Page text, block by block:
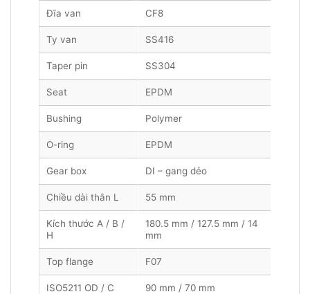
Đĩa van CF8
Ty van SS416
Taper pin SS304
Seat EPDM
Bushing Polymer
O-ring EPDM
Gear box DI – gang dẻo
Chiều dài thân L 55 mm
Kích thước A / B /
H
180.5 mm / 127.5 mm / 14
mm
Top flange F07
ISO5211 OD / C 90 mm / 70 mm